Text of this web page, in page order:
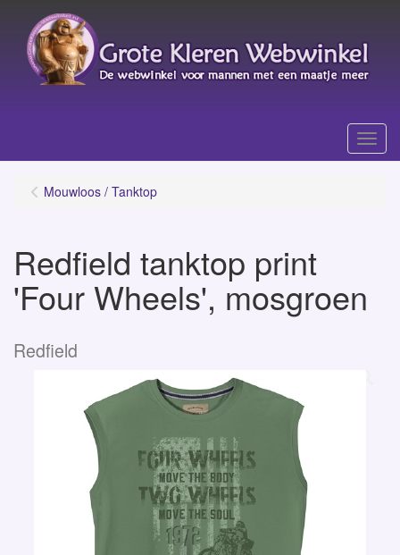
Menu
Mouwloos / Tanktop
Redfield tanktop print
'Four Wheels', mosgroen
Redfield